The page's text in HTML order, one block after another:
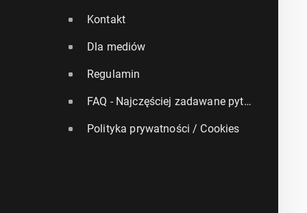
Kontakt
Dla mediów
Regulamin
FAQ - Najczęściej zadawane pytania
Polityka prywatności / Cookies